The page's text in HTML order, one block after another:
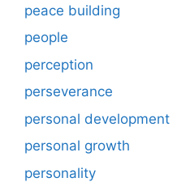
peace building
people
perception
perseverance
personal development
personal growth
personality